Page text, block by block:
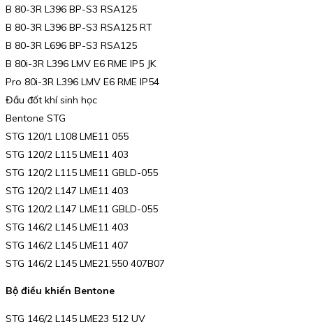
B 80-3R L396 BP-S3 RSA125
B 80-3R L396 BP-S3 RSA125 RT
B 80-3R L696 BP-S3 RSA125
B 80i-3R L396 LMV E6 RME IP5 JK
Pro 80i-3R L396 LMV E6 RME IP54
Đầu đốt khí sinh học
Bentone STG
STG 120/1 L108 LME11 055
STG 120/2 L115 LME11 403
STG 120/2 L115 LME11 GBLD-055
STG 120/2 L147 LME11 403
STG 120/2 L147 LME11 GBLD-055
STG 146/2 L145 LME11 403
STG 146/2 L145 LME11 407
STG 146/2 L145 LME21.550 407B07
Bộ điều khiển Bentone
STG 146/2 L145 LME23 512 UV